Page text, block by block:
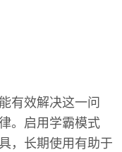
有效解决这一问
。启用学霸模式
，长期使用有助于